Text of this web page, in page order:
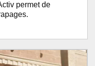
permet de